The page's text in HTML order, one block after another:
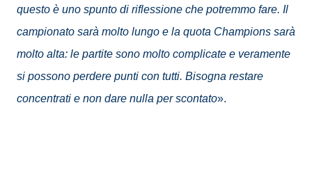
questo è uno spunto di riflessione che potremmo fare. Il
campionato sarà molto lungo e la quota Champions sarà
molto alta: le partite sono molto complicate e veramente
si possono perdere punti con tutti. Bisogna restare
concentrati e non dare nulla per scontato».